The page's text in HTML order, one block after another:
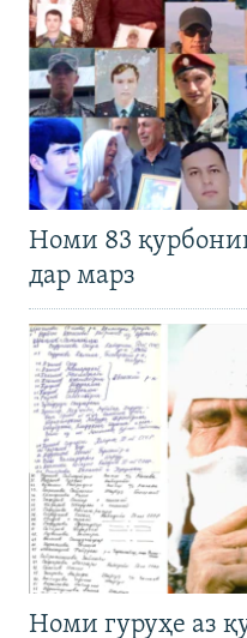
Номи 83
дар марз
Номи гуруҳе аз